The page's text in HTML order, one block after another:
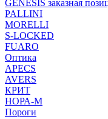
GENESIS заказная
PALLINI
MORELLI
S-LOCKED
FUARO
Оптика
APECS
AVERS
КРИТ
НОРА-М
Пороги